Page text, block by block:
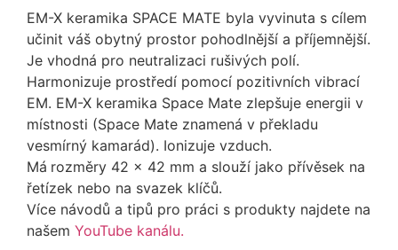
EM-X keramika SPACE MATE byla vyvinuta s cílem
učinit váš obytný prostor pohodlnější a příjemnější.
Je vhodná pro neutralizaci rušivých polí.
Harmonizuje prostředí pomocí pozitivních vibrací
EM. EM-X keramika Space Mate zlepšuje energii v
místnosti (Space Mate znamená v překladu
vesmírný kamarád). Ionizuje vzduch.
Má rozměry 42 x 42 mm a slouží jako přívěsek na
řetízek nebo na svazek klíčů.
Více návodů a tipů pro práci s produkty najdete na
našem YouTube kanálu.